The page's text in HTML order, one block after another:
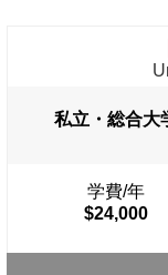
私立・総合大
学費/年
$24,000